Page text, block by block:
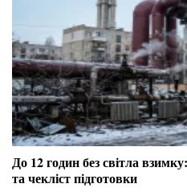
До 12 годин без світла
та чекліст підготовки